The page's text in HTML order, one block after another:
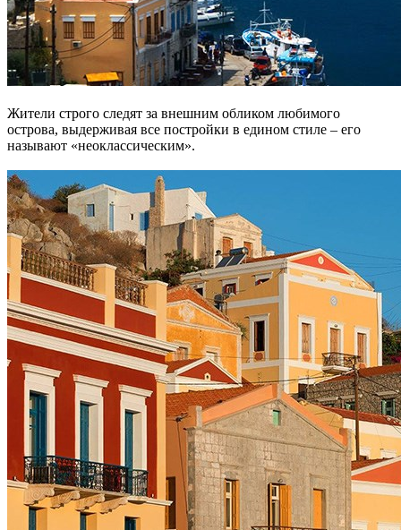
Жители строго следят за внешним обликом любимого
острова, выдерживая все постройки в едином стиле – его
называют «неоклассическим».